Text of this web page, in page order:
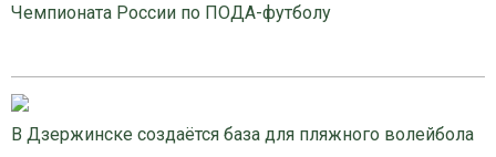
Чемпионата России по ПОДА-футболу
В Дзержинске создаётся база для пляжного волейбола